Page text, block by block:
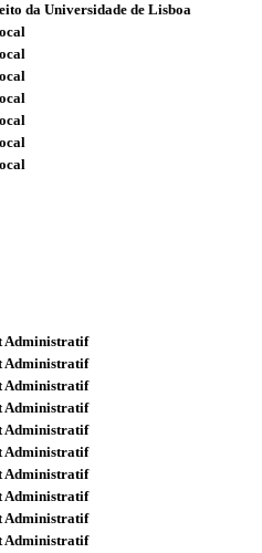
da Universidade de Lisboa
Administratif
Administratif
Administratif
Administratif
Administratif
Administratif
Administratif
Administratif
Administratif
Administratif